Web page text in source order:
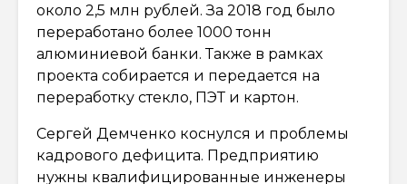
около 2,5 млн рублей. За 2018 год было
переработано более 1000 тонн
алюминиевой банки. Также в рамках
проекта собирается и передается на
переработку стекло, ПЭТ и картон.
Сергей Демченко коснулся и проблемы
кадрового дефицита. Предприятию
нужны квалифицированные инженеры